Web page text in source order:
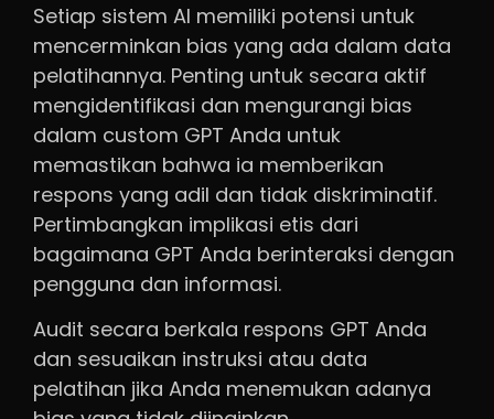
Setiap sistem AI memiliki potensi untuk
mencerminkan bias yang ada dalam data
pelatihannya. Penting untuk secara aktif
mengidentifikasi dan mengurangi bias
dalam custom GPT Anda untuk
memastikan bahwa ia memberikan
respons yang adil dan tidak diskriminatif.
Pertimbangkan implikasi etis dari
bagaimana GPT Anda berinteraksi dengan
pengguna dan informasi.
Audit secara berkala respons GPT Anda
dan sesuaikan instruksi atau data
pelatihan jika Anda menemukan adanya